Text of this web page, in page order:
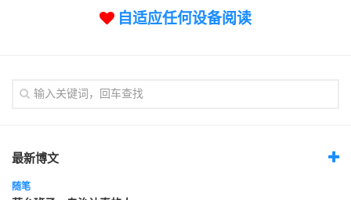
自适应任何设备阅读
最新博文
随笔